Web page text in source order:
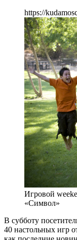
https://
Игровой
«Символ»
В субботу
40 настольных игр